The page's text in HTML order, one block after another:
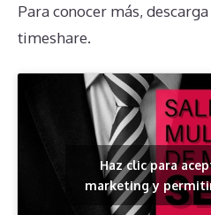
Para conocer más,
timeshare.
Haz clic para
marketing y